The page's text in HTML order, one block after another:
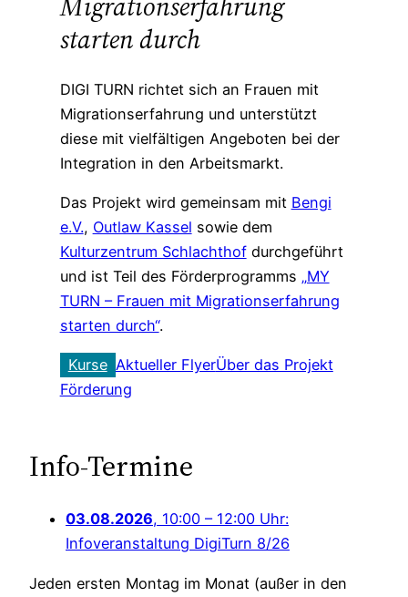
starten durch
DIGI TURN richtet sich an Frauen mit
Migrationserfahrung und unterstützt
diese mit vielfältigen Angeboten bei der
Integration in den Arbeitsmarkt.
Das Projekt wird gemeinsam mit Bengi
e.V., Outlaw Kassel sowie dem
Kulturzentrum Schlachthofdurchgeführt
und ist Teil des Förderprogramms „MY
TURN – Frauen mit Migrationserfahrung
starten durch“.
Kurse Aktueller FlyerÜber das Projekt
Förderung
Info-Termine
03.08.2026, 10:00 – 12:00 Uhr:
Infoveranstaltung DigiTurn 8/26
Jeden ersten Montag im Monat (außer in den